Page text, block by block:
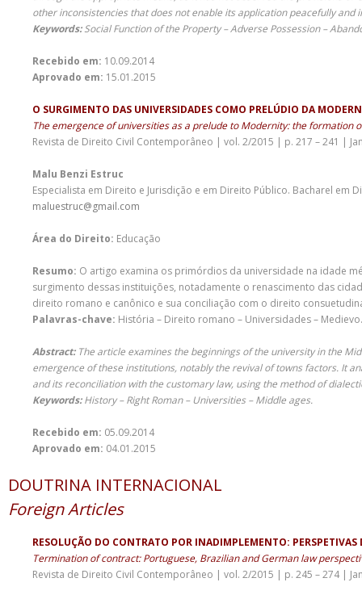
other inconsistencies that does not enable its application peacefully
Keywords:Social Function of the Property – Adverse Possession –
Recebido em: 10.09.2014
Aprovado em: 15.01.2015
O SURGIMENTO DAS UNIVERSIDADES COMO PRELÚDIO DA
The emergence of universities as a prelude to Modernity: the formation
Revista de Direito Civil Contemporâneo | vol. 2/2015 | p. 217 – 241 |
Malu Benzi Estruc
Especialista em Direito e Jurisdição e em Direito Público. Bacharel em
maluestruc@gmail.com
Área do Direito: Educação
Resumo: O artigo examina os primórdios da universidade na idade
surgimento dessas instituições, notadamente o renascimento das
direito romano e canônico e sua conciliação com o direito
Palavras-chave: História – Direito romano – Universidades – Medievo.
Abstract:The article examines the beginnings of the university in the
emergence of these institutions, notably the revival of towns factors. It
and its reconciliation with the customary law, using the method of
Keywords:History – Right Roman – Universities – Middle ages.
Recebido em: 05.09.2014
Aprovado em: 04.01.2015
DOUTRINA INTERNACIONAL
Foreign Articles
RESOLUÇÃO DO CONTRATO POR INADIMPLEMENTO:
Termination of contract: Portuguese, Brazilian and German law
Revista de Direito Civil Contemporâneo | vol. 2/2015 | p. 245 – 274 |